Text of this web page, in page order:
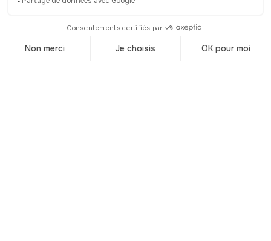
1960, puis acquise par les
propriétaires du château de Chémery
encore ses activités. Les étages sont